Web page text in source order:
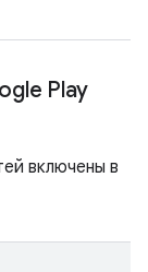
Play
включены в